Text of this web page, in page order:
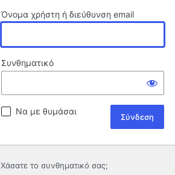
Όνομα χρήστη ή διεύθυνση email
Συνθηματικό
Να με θυμάσαι
Χάσατε το συνθηματικό σας;